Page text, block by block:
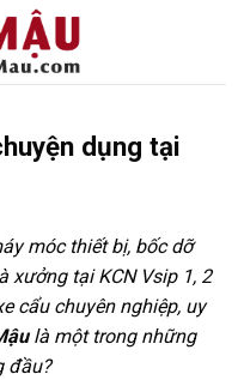
dụng tại
móc thiết bị, bốc dỡ
xưởng tại KCN Vsip 1, 2
cẩu chuyên nghiệp, uy
là một trong những
đầu?